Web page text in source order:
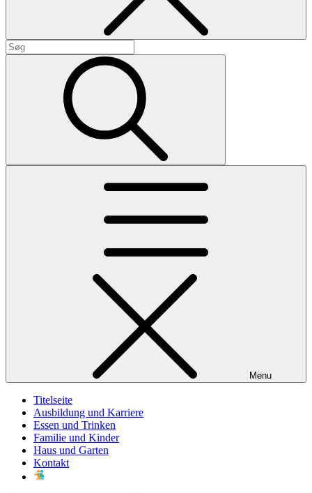
Search
for:
Menu
Titelseite
Ausbildung und Karriere
Essen und Trinken
Familie und Kinder
Haus und Garten
Kontakt